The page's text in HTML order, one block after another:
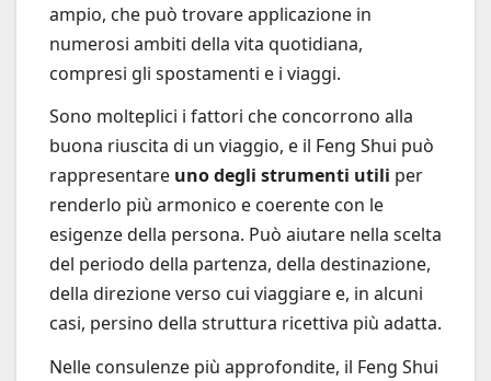
ampio, che può trovare applicazione in
numerosi ambiti della vita quotidiana,
compresi gli spostamenti e i viaggi.
Sono molteplici i fattori che concorrono alla
buona riuscita di un viaggio, e il Feng Shui può
rappresentare uno degli strumenti utili per
renderlo più armonico e coerente con le
esigenze della persona. Può aiutare nella scelta
del periodo della partenza, della destinazione,
della direzione verso cui viaggiare e, in alcuni
casi, persino della struttura ricettiva più adatta.
Nelle consulenze più approfondite, il Feng Shui